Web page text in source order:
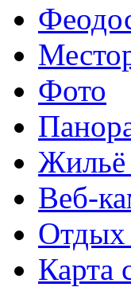
Фото
Жильё
Веб-
Отдых
Карта